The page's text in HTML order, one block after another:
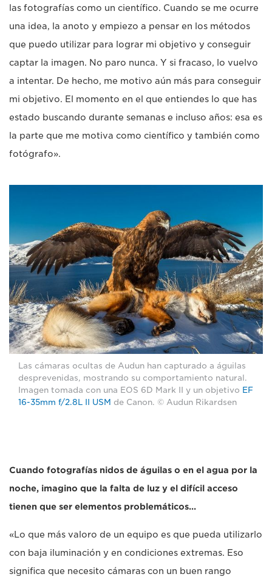
las fotografías como un científico. Cuando se me ocurre
una idea, la anoto y empiezo a pensar en los métodos
que puedo utilizar para lograr mi objetivo y conseguir
captar la imagen. No paro nunca. Y si fracaso, lo vuelvo
a intentar. De hecho, me motivo aún más para conseguir
mi objetivo. El momento en el que entiendes lo que has
estado buscando durante semanas e incluso años: esa es
la parte que me motiva como científico y también como
fotógrafo».
Las cámaras ocultas de Audun han capturado a águilas
desprevenidas, mostrando su comportamiento natural.
Imagen tomada con una EOS 6D Mark II y un objetivo EF
16-35mm f/2.8L II USM de Canon. © Audun Rikardsen
Cuando fotografías nidos de águilas o en el agua por la
noche, imagino que la falta de luz y el difícil acceso
tienen que ser elementos problemáticos...
«Lo que más valoro de un equipo es que pueda utilizarlo
con baja iluminación y en condiciones extremas. Eso
significa que necesito cámaras con un buen rango